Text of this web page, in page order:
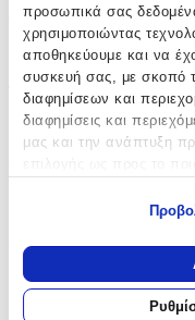
προσωπικά σας
χρησιμοποιώντας
αποθηκεύουμε και να
συσκευή σας, με σκοπό
διαφημίσεων και
διαφημίσεις και
μας και την ανάπτυξη
Να συλλέξουμε
σας τοποθεσία, οι
απόσταση μερικών
Θέμα:
Ελλάδα
Τύπος:
Μπρελόκ
Κατασκευαστής